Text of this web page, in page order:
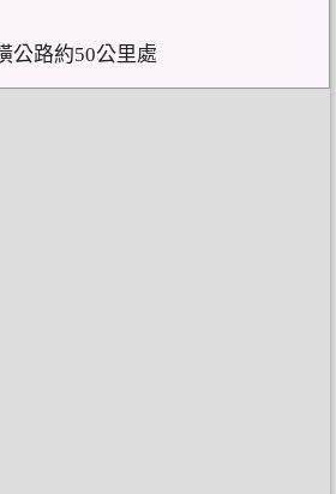
公路約50公里處